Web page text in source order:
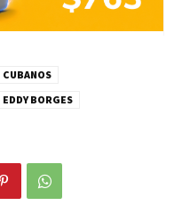
CUBANOS
EDDY BORGES